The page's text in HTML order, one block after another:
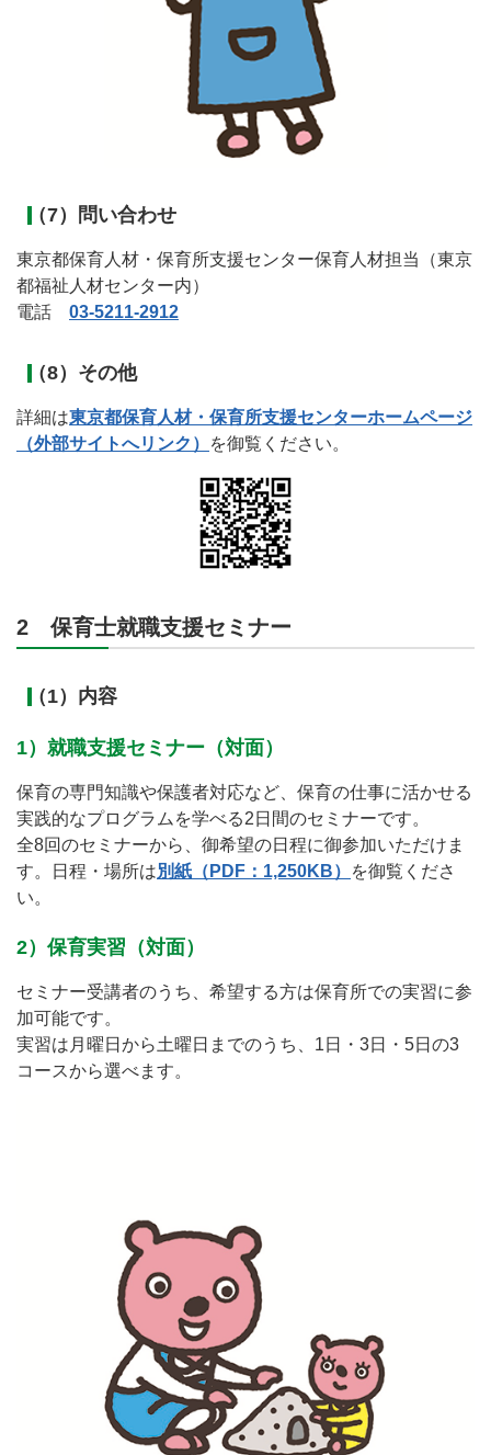
（7）問い合わせ
東京都保育人材・保育所支援センター保育人材担当（東京
都福祉人材センター内）
電話 03-5211-2912
（8）その他
詳細は東京都保育人材・保育所支援センターホームページ
（外部サイトへリンク）
を御覧ください。
2 保育士就職支援セミナー
（1）内容
1）就職支援セミナー（対面）
保育の専門知識や保護者対応など、保育の仕事に活かせる
実践的なプログラムを学べる2日間のセミナーです。
全8回のセミナーから、御希望の日程に御参加いただけま
す。日程・場所は別紙（PDF：1,250KB）
を御覧くださ
い。
2）保育実習（対面）
セミナー受講者のうち、希望する方は保育所での実習に参
加可能です。
実習は月曜日から土曜日までのうち、1日・3日・5日の3
コースから選べます。